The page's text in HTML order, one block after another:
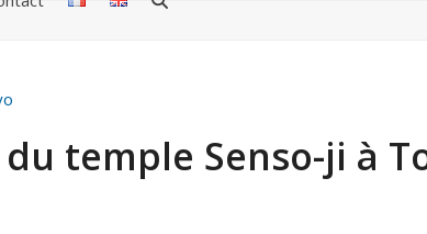
temple Senso-ji à